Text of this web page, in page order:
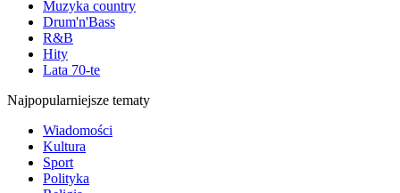
Muzyka country
Drum'n'Bass
R&B
Hity
Lata 70-te
Najpopularniejsze tematy
Wiadomości
Kultura
Sport
Polityka